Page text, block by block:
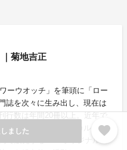
ました favorite
菊地吉正
ーウオッチ」を筆頭に「ロー
誌を次々に生み出し、現在は
行数は年間20冊以上。近年で
立ち上げたヒストリカルコレ
で販売するANAオリジナルモ